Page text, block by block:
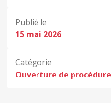
Publié le
15 mai 2026
Catégorie
Ouverture de procédure